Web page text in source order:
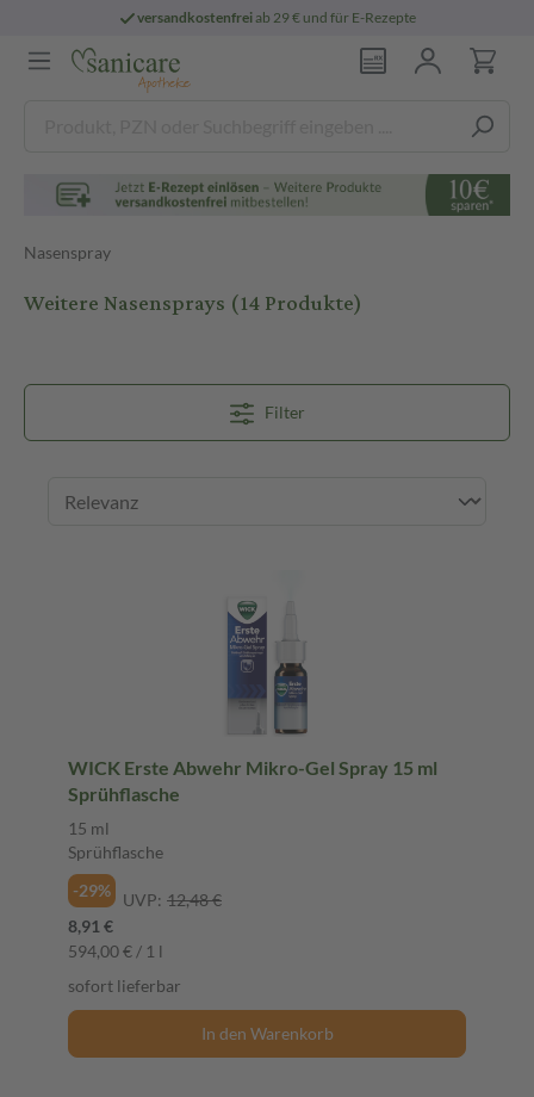
persönlichepharmazeutische Beratung
Nasenspray
Weitere Nasensprays (14 Produkte)
Filter
WICK Erste Abwehr Mikro-Gel Spray 15 ml
Sprühflasche
15 ml
Sprühflasche
-29%
UVP: 12,48 €
8,91 €
594,00 € / 1 l
sofort lieferbar
In den Warenkorb